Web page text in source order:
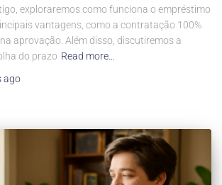
exploraremos como funciona o empréstimo
vantagens, como a contratação 100%
aprovação. Além disso, discutiremos a
do prazo Read more…
ago